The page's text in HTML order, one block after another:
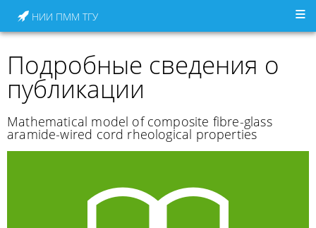
НИИ ПММ ТГУ
Подробные сведения о
публикации
Mathematical model of composite fibre-glass
aramide-wired cord rheological properties